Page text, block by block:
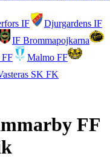
IF
Djurgardens IF
IF Brommapojkarna
FF
Malmo FF
SK FK
FF